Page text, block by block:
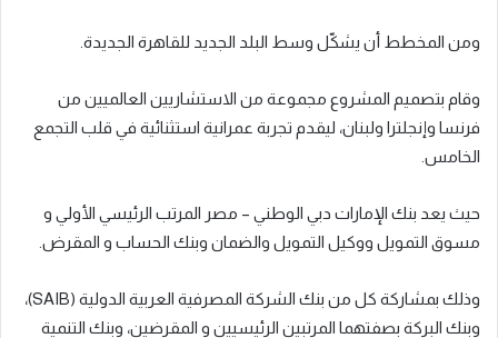
ومن المخطط أن يشكّل وسط البلد الجديد للقاهرة الجديدة.
وقام بتصميم المشروع مجموعة من الاستشاريين العالميين من
فرنسا وإنجلترا ولبنان، ليقدم تجربة عمرانية استثنائية في قلب التجمع
الخامس.
حيث يعد بنك الإمارات دبي الوطني – مصر المرتب الرئيسي الأولي و
مسوق التمويل ووكيل التمويل والضمان وبنك الحساب و المقرض.
وذلك بمشاركة كل من بنك الشركة المصرفية العربية الدولية (SAIB)،
وبنك البركة بصفتهما المرتبين الرئيسيين و المقرضين، وبنك التنمية